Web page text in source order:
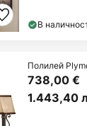
В
Полилей
738,00 €
1.443,40